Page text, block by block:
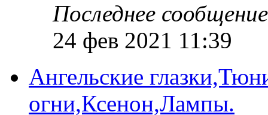
Последнее
24 фев 2021 11:39
Ангельские
огни,Ксенон,Лампы.